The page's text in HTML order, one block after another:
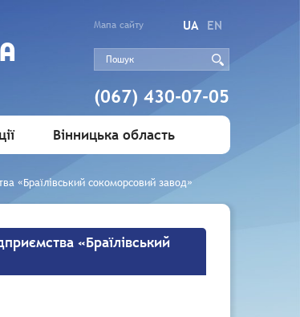
Мапа сайту UA EN
(067) 430-07-05
Вінницька область
«Браїлівський сокоморсовий завод»
«Браїлівський